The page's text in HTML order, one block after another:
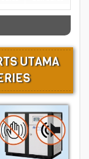
UTAMA